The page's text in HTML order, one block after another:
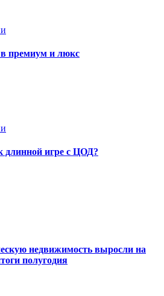
в премиум и люкс
длинной игре с ЦОД?
недвижимость выросли на
полугодия